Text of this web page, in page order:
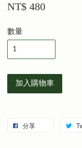
NT$ 480
數量
加入購物車
分享